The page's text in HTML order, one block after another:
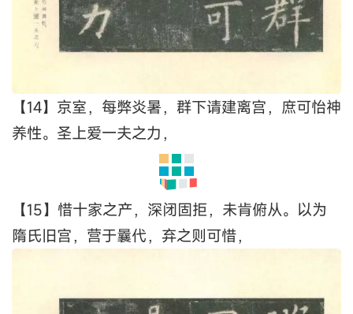
【13】为心，忧劳成疾，同尧肌之如腊，甚禹足之
胼胝，针石屡加，腠理犹滞。爰居